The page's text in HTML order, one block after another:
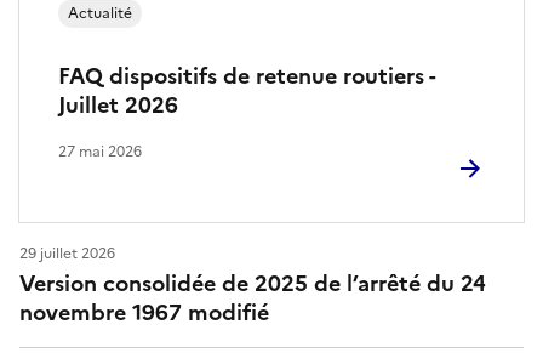
e
s
r
FAQ dispositifs de retenue routiers -
Juillet 2026
Actualité
27 mai 2026
Version consolidée de 2025 de l’arrêté du 24
novembre 1967 modifié
29 juillet 2026